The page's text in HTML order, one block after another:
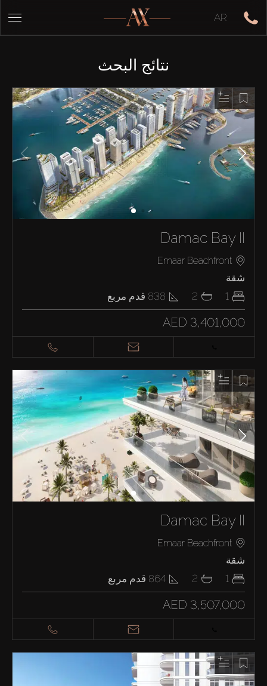
AR
نتائج البحث
Damac Bay II
Emaar Beachfront
شقة
1
2
838 قدم مربع
AED 3,401,000
Damac Bay II
Emaar Beachfront
شقة
1
2
864 قدم مربع
AED 3,507,000